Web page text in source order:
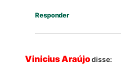
Responder
Vinicius Araújo disse: